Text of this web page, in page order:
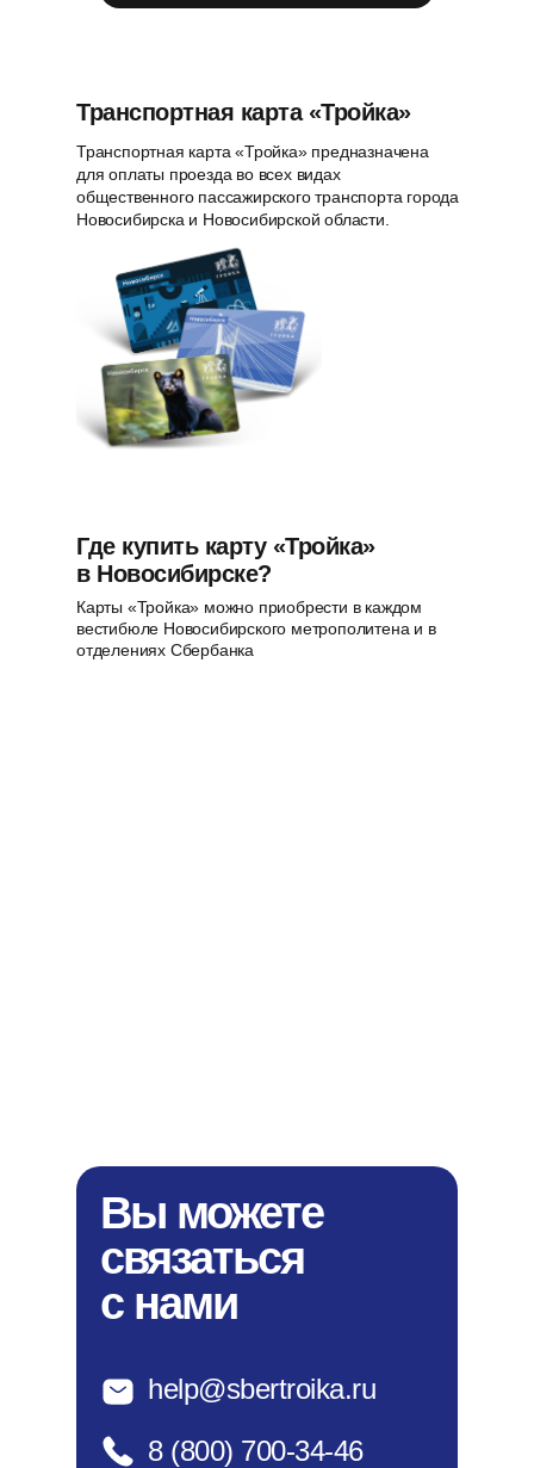
Транспортная карта «Тройка»
Транспортная карта «Тройка» предназначена
для оплаты проезда во всех видах
общественного пассажирского транспорта города
Новосибирска и Новосибирской области.
Где купить карту «Тройка»
в Новосибирске?
Карты «Тройка» можно приобрести в каждом
вестибюле Новосибирского метрополитена и в
отделениях Сбербанка
Вы можете
связаться
с нами
help@sbertroika.ru
8 (800) 700-34-46